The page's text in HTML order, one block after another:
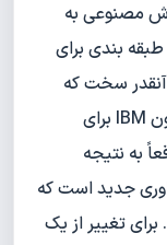
مصنوعی به
بندی برای
آنقدر سخت که
علیرغم صرف میلیاردها دلار توسط واتسون IBM برای
به نتیجه
جدید است که
تغییر از یک